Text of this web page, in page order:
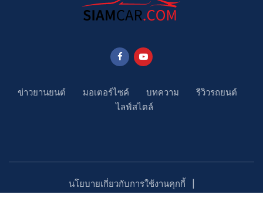
ข่าวยานยนต์ มอเตอร์ไซค์ บทความ
รีวิวรถยนต์
ไลฟ์สไตล์
นโยบายเกี่ยวกับการใช้งานคุกกี้